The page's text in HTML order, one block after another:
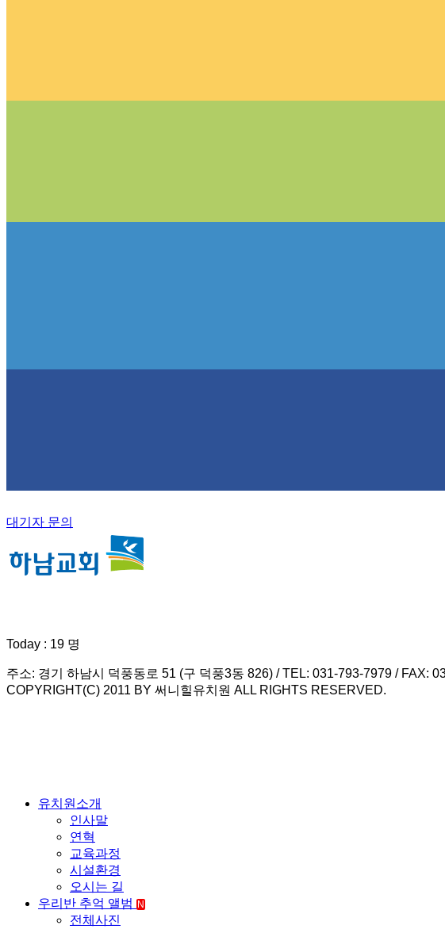
대기자 문의
Today : 19 명
주소: 경기 하남시 덕풍동로 51 (구 덕풍3동 826) / TEL: 031-793-7979 / FAX:
COPYRIGHT(C) 2011 BY 써니힐유치원 ALL RIGHTS RESERVED.
유치원소개
인사말
연혁
교육과정
시설환경
오시는 길
우리반 추억 앨범
N
전체사진